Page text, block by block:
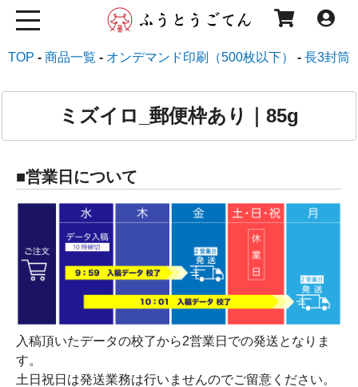
TOP 商品一覧 オンデマンド印刷（500枚以下） 長3封筒
ミズイロ_郵便枠あり｜85g
■営業日について
入稿頂いたデータの校了から2営業日での発送となりま
す。
土日祝日は発送業務は行いませんのでご留意ください。